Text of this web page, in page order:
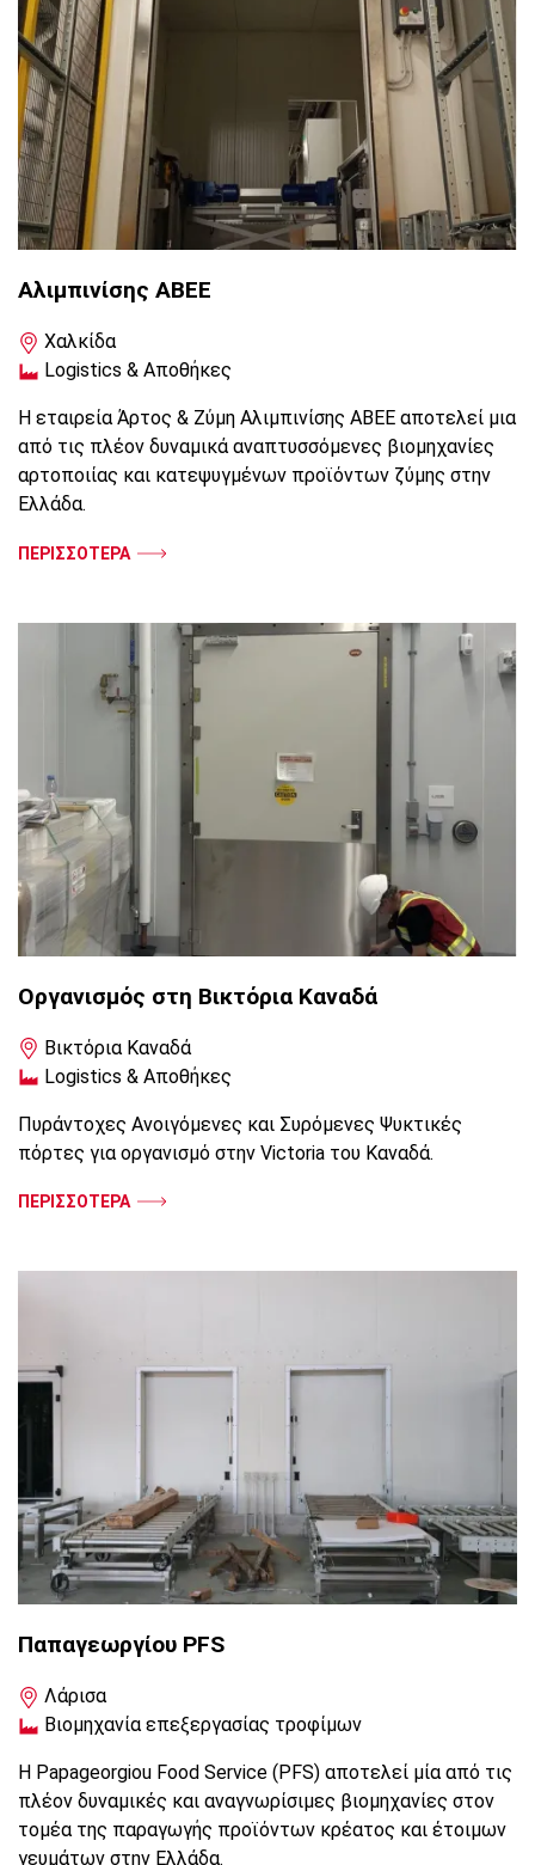
Αλιμπινίσης ΑΒΕΕ
Χαλκίδα
Logistics & Αποθήκες
Η εταιρεία Άρτος & Ζύμη Αλιμπινίσης ΑΒΕΕ αποτελεί μια
από τις πλέον δυναμικά αναπτυσσόμενες βιομηχανίες
αρτοποιίας και κατεψυγμένων προϊόντων ζύμης στην
Ελλάδα.
ΠΕΡΙΣΣΟΤΕΡΑ
Οργανισμός στη Βικτόρια Καναδά
Βικτόρια Καναδά
Logistics & Αποθήκες
Πυράντοχες Ανοιγόμενες και Συρόμενες Ψυκτικές
πόρτες για οργανισμό στην Victoria του Καναδά.
ΠΕΡΙΣΣΟΤΕΡΑ
Παπαγεωργίου PFS
Λάρισα
Βιομηχανία επεξεργασίας τροφίμων
Η Papageorgiou Food Service (PFS) αποτελεί μία από τις
πλέον δυναμικές και αναγνωρίσιμες βιομηχανίες στον
τομέα της παραγωγής προϊόντων κρέατος και έτοιμων
γευμάτων στην Ελλάδα.